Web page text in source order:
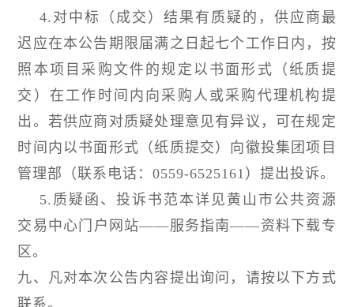
4.对中标（成交）结果有质疑的，供应商最
迟应在本公告期限届满之日起七个工作日内，按
照本项目采购文件的规定以书面形式（纸质提
交）在工作时间内向采购人或采购代理机构提
出。若供应商对质疑处理意见有异议，可在规定
时间内以书面形式（纸质提交）向徽投集团项目
管理部
（联系电话：0559-6525161）提出投诉。
5.质疑函、投诉书范本详见黄山市公共资源
交易中心门户网站——服务指南——资料下载专
区。
九、凡对本次公告内容提出询问，请按以下方式
联系。